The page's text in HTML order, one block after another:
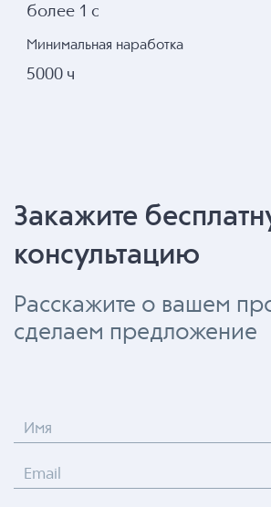
более 1 с
Минимальная наработка
5000 ч
Закажите
консультацию
Расскажите о вашем
сделаем предложение
Имя
Email